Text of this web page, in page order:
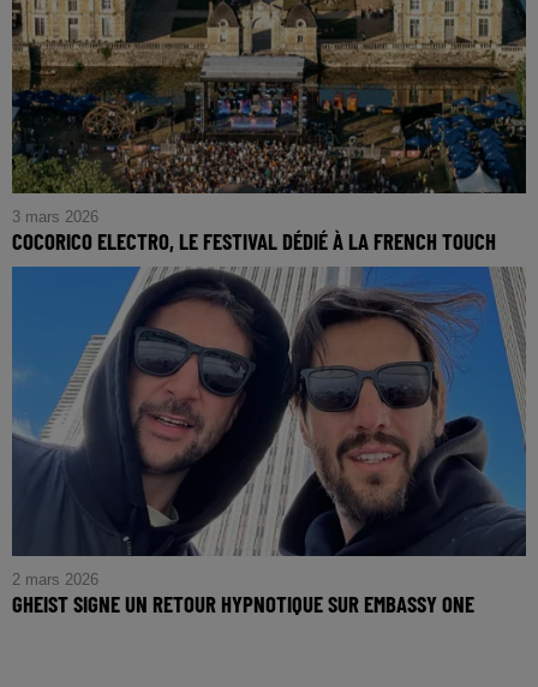
3 mars 2026
COCORICO ELECTRO, LE FESTIVAL DÉDIÉ À LA FRENCH TOUCH
2 mars 2026
GHEIST SIGNE UN RETOUR HYPNOTIQUE SUR EMBASSY ONE